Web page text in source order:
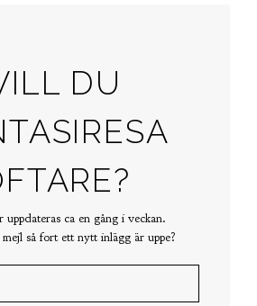
DU
uppdateras ca en gång i veckan.
så fort ett nytt inlägg är uppe?